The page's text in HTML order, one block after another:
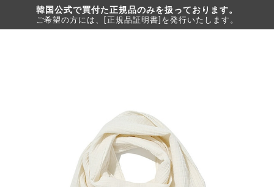
韓国公式で買付た正規品のみを扱っております。
ご希望の方には、[正規品証明書]を発行いたします。